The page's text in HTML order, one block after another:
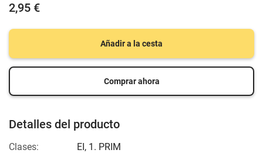
2,95 €
Añadir a la cesta
Comprar ahora
Detalles del producto
Clases: EI, 1. PRIM